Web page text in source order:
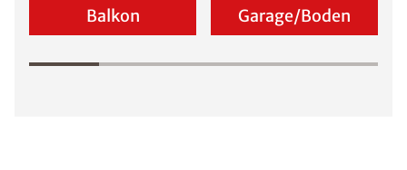
Balkon Garage/Boden